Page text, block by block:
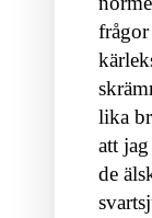
lika
att
de